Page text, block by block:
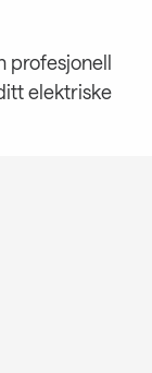
profesjonell
elektriske